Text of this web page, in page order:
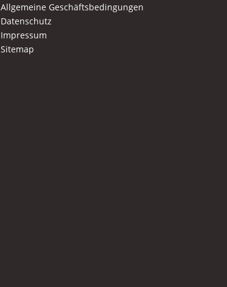
Allgemeine Geschäftsbedingungen
Datenschutz
Impressum
Sitemap